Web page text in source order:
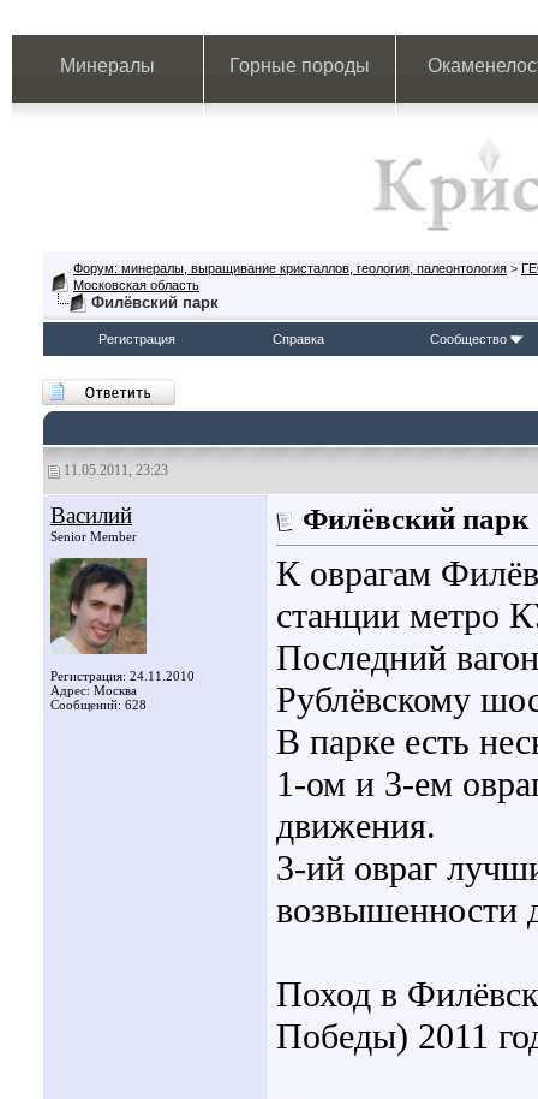
Минералы Горные породы
Форум: минералы, выращивание кристаллов, геология, палеонтология >
Московская область
Филёвский парк
Регистрация Справка Сообщество
11.05.2011, 23:23
Василий
Senior Member
Регистрация: 24.11.2010
Адрес: Москва
Сообщений: 628
Филёвский парк
К оврагам
станции
Последний
Рублёвскому
В парке есть
1-ом и 3-ем
движения.
3-ий овраг
возвышенности
Поход в
Победы) 2011